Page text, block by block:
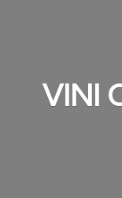
VINI